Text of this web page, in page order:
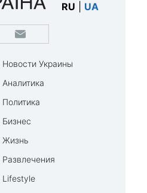
RU UA
Новости Украины
Аналитика
Политика
Бизнес
Жизнь
Развлечения
Lifestyle